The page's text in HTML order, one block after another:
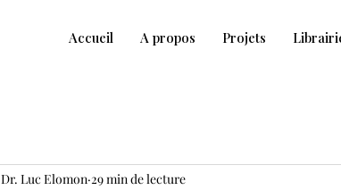
Accueil A propos Projets
Dr. Luc Elomon 29 min de lecture